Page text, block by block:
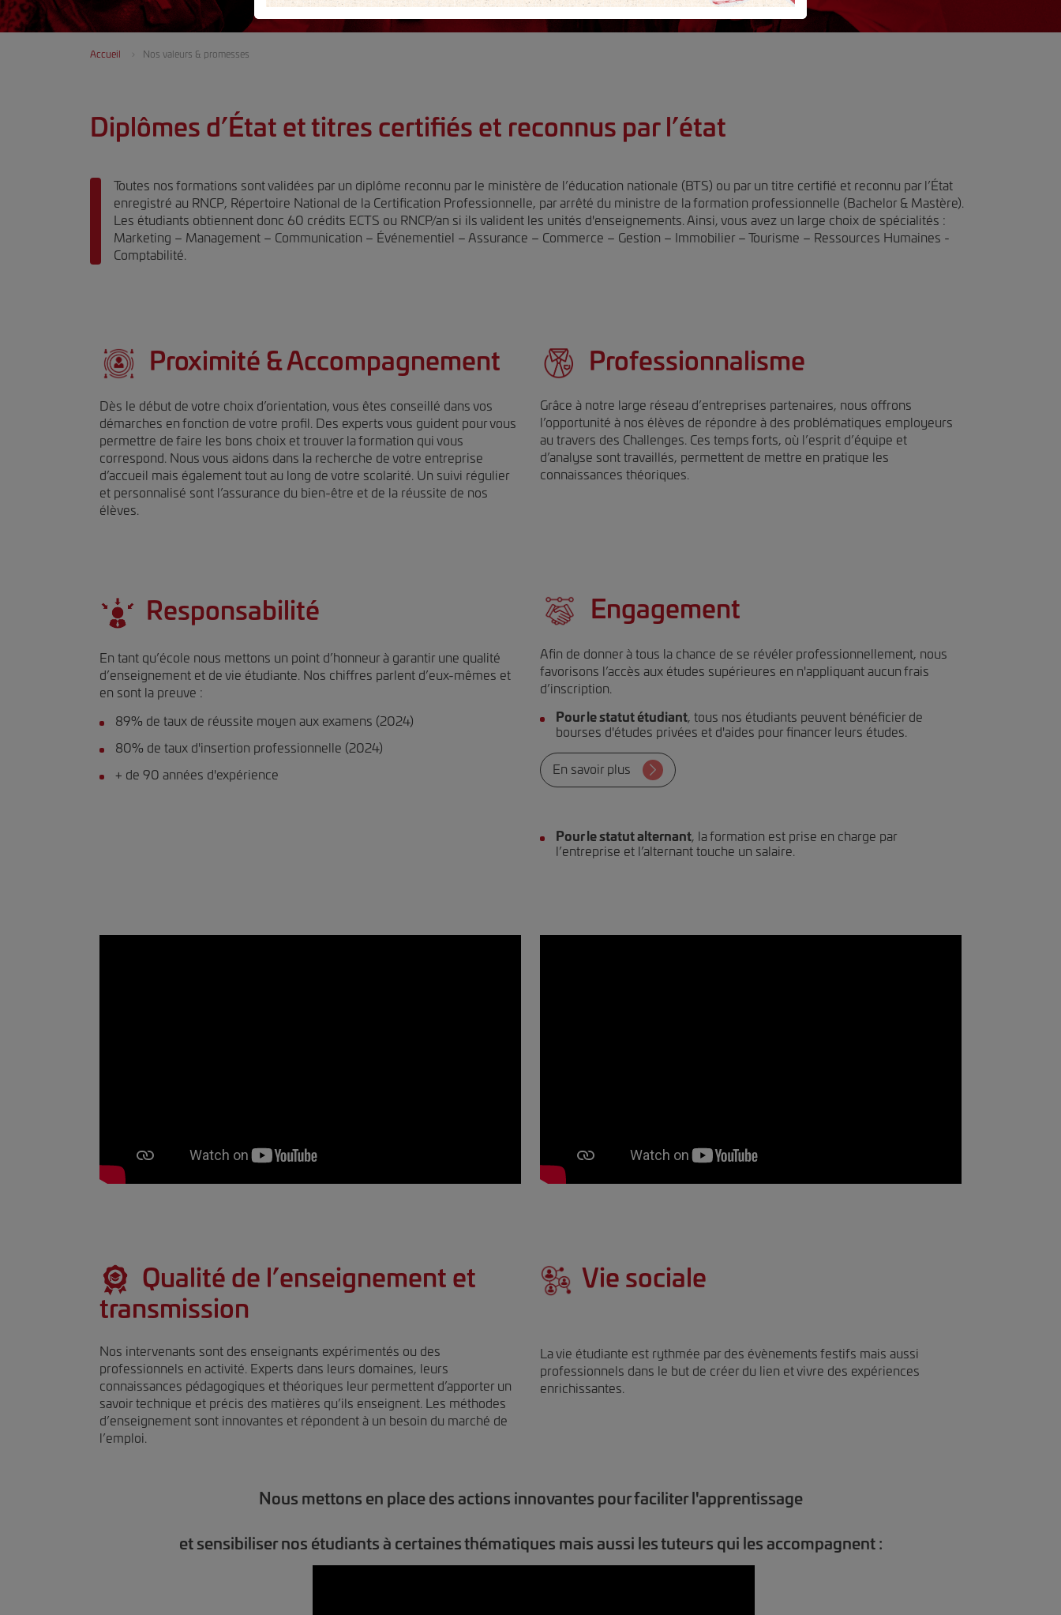
Accueil Nos valeurs & promesses
Diplômes d’État et titres certifiés et reconnus par l’état
Toutes nos formations sont validées par un diplôme reconnu par le ministère de l’éducation nationale (BTS) ou par un titre certifié et reconnu par l’État
enregistré au RNCP, Répertoire National de la Certification Professionnelle, par arrêté du ministre de la formation professionnelle (Bachelor & Mastère).
Les étudiants obtiennent donc 60 crédits ECTS ou RNCP/an si ils valident les unités d'enseignements. Ainsi, vous avez un large choix de spécialités :
Marketing – Management – Communication – Événementiel – Assurance – Commerce – Gestion – Immobilier – Tourisme – Ressources Humaines -
Comptabilité.
Proximité & Accompagnement
Dès le début de votre choix d’orientation, vous êtes conseillé dans vos
démarches en fonction de votre profil. Des experts vous guident pour vous
permettre de faire les bons choix et trouver la formation qui vous
correspond. Nous vous aidons dans la recherche de votre entreprise
d’accueil mais également tout au long de votre scolarité. Un suivi régulier
et personnalisé sont l’assurance du bien-être et de la réussite de nos
élèves.
Professionnalisme
Grâce à notre large réseau d’entreprises partenaires, nous offrons
l’opportunité à nos élèves de répondre à des problématiques employeurs
au travers des Challenges. Ces temps forts, où l’esprit d’équipe et
d’analyse sont travaillés, permettent de mettre en pratique les
connaissances théoriques.
Responsabilité
En tant qu’école nous mettons un point d’honneur à garantir une qualité
d’enseignement et de vie étudiante. Nos chiffres parlent d’eux-mêmes et
en sont la preuve :
89% de taux de réussite moyen aux examens (2024)
80% de taux d'insertion professionnelle (2024)
+ de 90 années d'expérience
Engagement
Afin de donner à tous la chance de se révéler professionnellement, nous
favorisons l’accès aux études supérieures en n'appliquant aucun frais
d’inscription.
Pour le statut étudiant, tous nos étudiants peuvent bénéficier de
bourses d'études privées et d'aides pour financer leurs études.
En savoir plus
Pour le statut alternant, la formation est prise en charge par
l’entreprise et l’alternant touche un salaire.
Qualité de l’enseignement et
transmission
Nos intervenants sont des enseignants expérimentés ou des
professionnels en activité. Experts dans leurs domaines, leurs
connaissances pédagogiques et théoriques leur permettent d’apporter un
savoir technique et précis des matières qu’ils enseignent. Les méthodes
d’enseignement sont innovantes et répondent à un besoin du marché de
l’emploi.
Vie sociale
La vie étudiante est rythmée par des évènements festifs mais aussi
professionnels dans le but de créer du lien et vivre des expériences
enrichissantes.
Nous mettons en place des actions innovantes pour faciliter l'apprentissage
et sensibiliser nos étudiants à certaines thématiques mais aussi les tuteurs qui les accompagnent :